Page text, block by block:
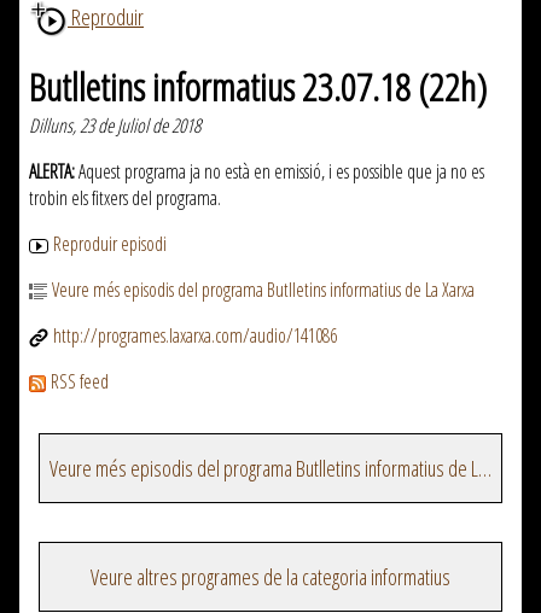
Reproduir
Butlletins informatius 23.07.18 (22h)
Dilluns, 23 de Juliol de 2018
ALERTA:Aquest programa ja no està en emissió, i es possible que ja no es
trobin els fitxers del programa.
Reproduir episodi
Veure més episodis del programa Butlletins informatius de La Xarxa
http://programes.laxarxa.com/audio/141086
RSS feed
Veure més episodis del programa Butlletins informatius de La Xarxa
Veure altres programes de la categoria informatius